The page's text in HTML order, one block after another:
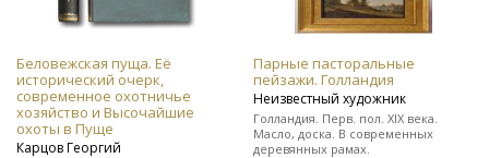
Беловежская пуща. Её
исторический очерк,
современное охотничье
хозяйство и Высочайшие
охоты в Пуще
Карцов Георгий
Парные пасторальные
пейзажи. Голландия
Неизвестный художник
Голландия. Перв. пол. XIX века.
Масло, доска. В современных
деревянных рамах.